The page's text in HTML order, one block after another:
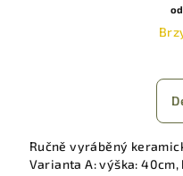
od
Ručně vyráběný
Varianta A: výška: